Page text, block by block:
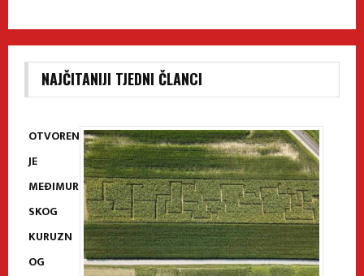
NAJČITANIJI TJEDNI ČLANCI
OTVOREN
JE
MEĐIMUR
SKOG
KURUZN
OG